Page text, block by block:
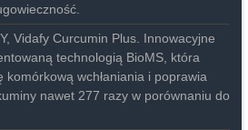
Vidafy Curcumin Plus. Innowacyjne
technologią BioMS, która
wchłaniania i poprawia
nawet 277 razy w porównaniu do